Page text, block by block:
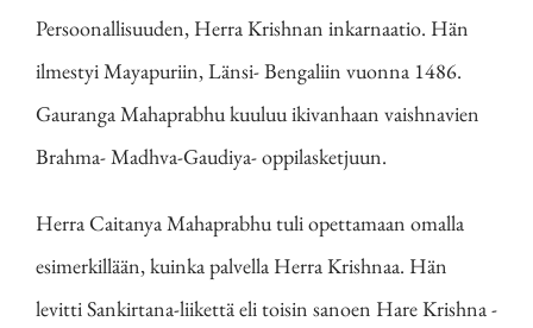
Persoonallisuuden, Herra Krishnan inkarnaatio. Hän
ilmestyi Mayapuriin, Länsi- Bengaliin vuonna 1486.
Gauranga Mahaprabhu kuuluu ikivanhaan vaishnavien
Brahma- Madhva-Gaudiya- oppilasketjuun.
Herra Caitanya Mahaprabhu tuli opettamaan omalla
esimerkillään, kuinka palvella Herra Krishnaa. Hän
levitti Sankirtana-liikettä eli toisin sanoen Hare Krishna -